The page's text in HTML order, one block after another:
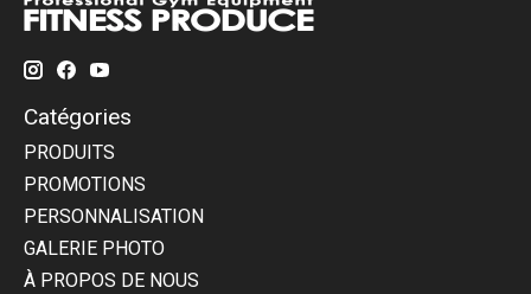
Catégories
PRODUITS
PROMOTIONS
PERSONNALISATION
GALERIE PHOTO
À PROPOS DE NOUS